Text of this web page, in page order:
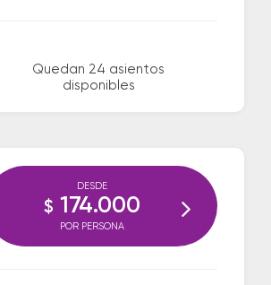
Quedan 24 asientos
disponibles
DESDE
$ 174.000
POR PERSONA